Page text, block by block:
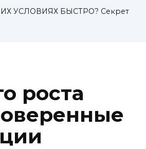
УСЛОВИЯХ БЫСТРО? Секрет
роста